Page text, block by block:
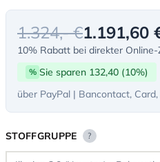
1.324,- €1.191,60
10% Rabatt bei direkter Online-
% Sie sparen 132,40 (10%)
über PayPal | Bancontact,
STOFFGRUPPE ?